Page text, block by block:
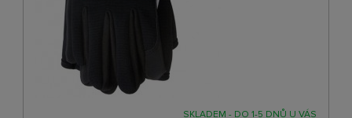
SKLADEM - DO 1-5 DNŮ U VÁS